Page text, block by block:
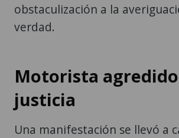
obstaculización a la
verdad.
Motorista
justicia
Una manifestación se llevó a